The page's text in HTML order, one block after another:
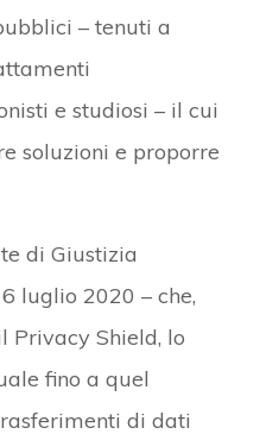
– tenuti a
e studiosi – il cui
soluzioni e proporre
di Giustizia
luglio 2020 – che,
Privacy Shield, lo
fino a quel
di dati